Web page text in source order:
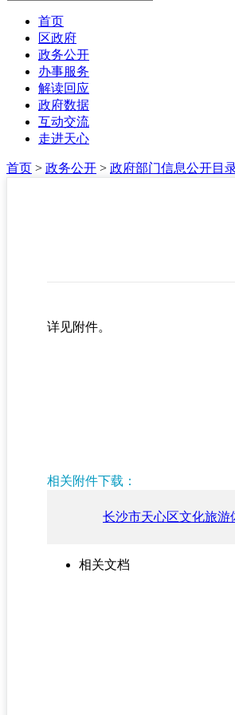
首页
区政府
政务公开
办事服务
解读回应
政府数据
互动交流
走进天心
首页 > 政务公开 > 政府部门信息公开目
详见附件。
相关附件下载：
长沙市天心区文化旅游
相关文档